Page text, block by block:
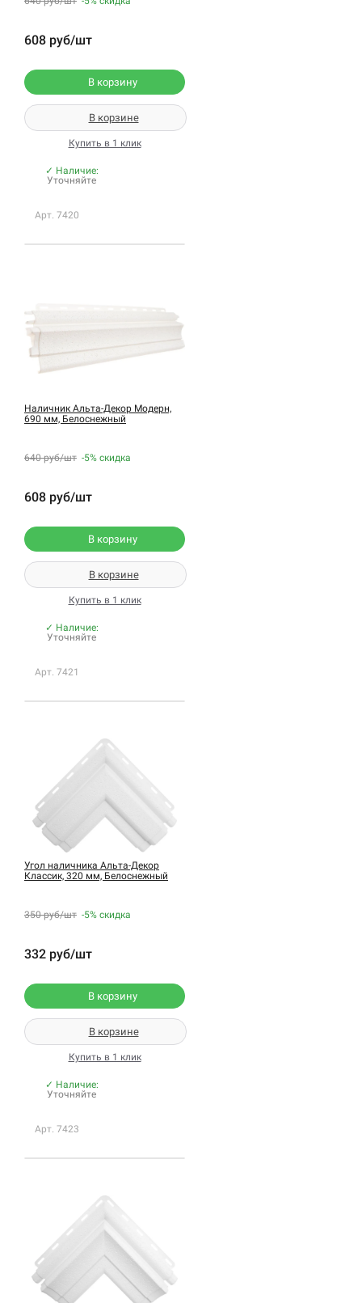
608 руб/шт
В корзину
В корзине
Купить в 1 клик
✓ Наличие:
Уточняйте
Арт. 7420
Наличник Альта-Декор Модерн,
690 мм, Белоснежный
640 руб/шт -5% скидка
608 руб/шт
В корзину
В корзине
Купить в 1 клик
✓ Наличие:
Уточняйте
Арт. 7421
Угол наличника Альта-Декор
Классик, 320 мм, Белоснежный
350 руб/шт -5% скидка
332 руб/шт
В корзину
В корзине
Купить в 1 клик
✓ Наличие:
Уточняйте
Арт. 7423